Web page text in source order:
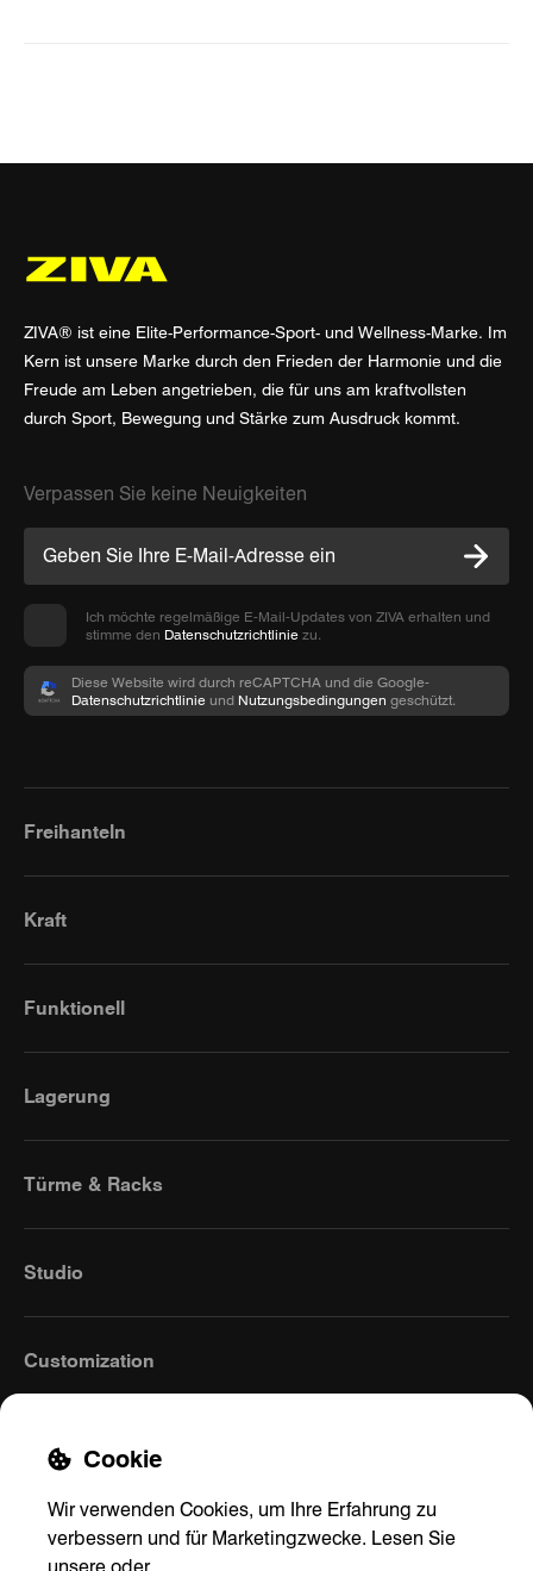
ZIVA® ist eine Elite-Performance-Sport- und Wellness-Marke. Im
Kern ist unsere Marke durch den Frieden der Harmonie und die
Freude am Leben angetrieben, die für uns am kraftvollsten
durch Sport, Bewegung und Stärke zum Ausdruck kommt.
Verpassen Sie keine Neuigkeiten
Ich möchte regelmäßige E-Mail-Updates von ZIVA erhalten und
stimme den Datenschutzrichtlinie zu.
Diese Website wird durch reCAPTCHA und die Google-
Datenschutzrichtlinie und Nutzungsbedingungen geschützt.
Freihanteln
Kraft
Funktionell
Lagerung
Türme & Racks
Studio
Customization
Cookie
Wir verwenden Cookies, um Ihre Erfahrung zu
verbessern und für Marketingzwecke. Lesen Sie